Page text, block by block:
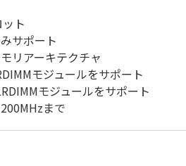
ト
サポート
リアーキテクチャ
モジュールをサポート
モジュールをサポート
まで